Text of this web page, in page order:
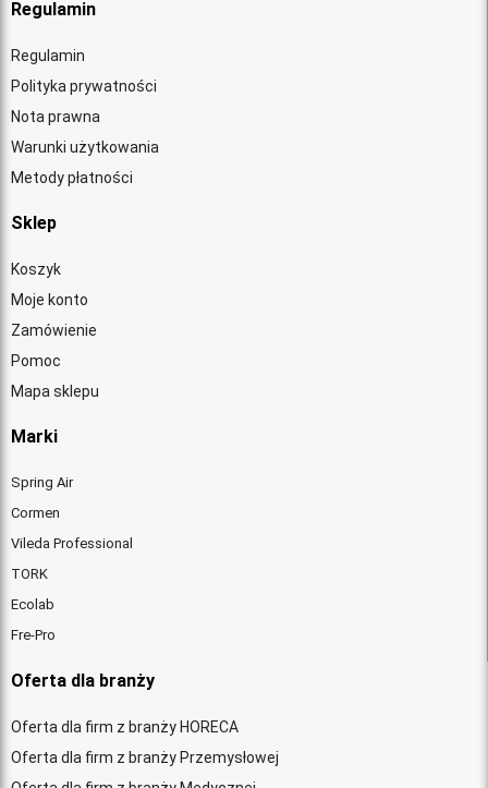
Regulamin
Regulamin
Polityka prywatności
Nota prawna
Warunki użytkowania
Metody płatności
Sklep
Koszyk
Moje konto
Zamówienie
Pomoc
Mapa sklepu
Marki
Spring Air
Cormen
Vileda Professional
TORK
Ecolab
Fre-Pro
Oferta dla branży
Oferta dla firm z branży HORECA
Oferta dla firm z branży Przemysłowej